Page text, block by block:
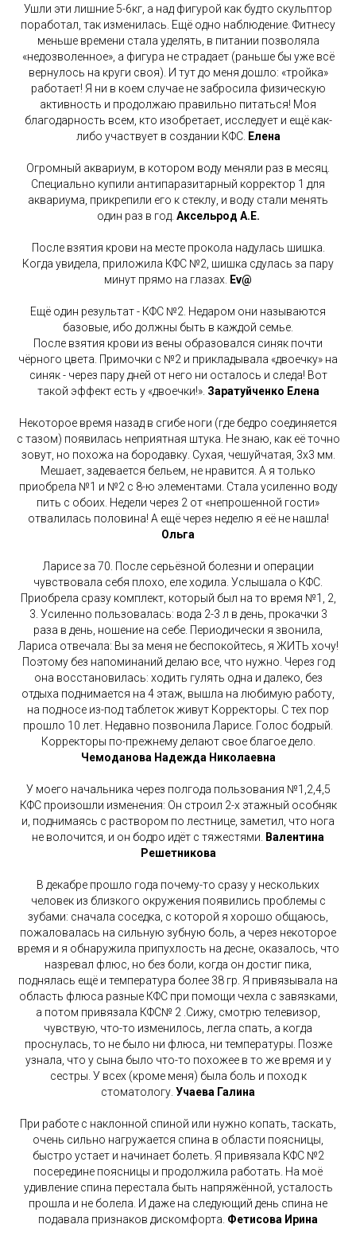
Ушли эти лишние 5-6кг, а над фигурой как будто скульптор
поработал, так изменилась. Ещё одно наблюдение. Фитнесу
меньше времени стала уделять, в питании позволяла
«недозволенное», а фигура не страдает (раньше бы уже всё
вернулось на круги своя). И тут до меня дошло: «тройка»
работает! Я ни в коем случае не забросила физическую
активность и продолжаю правильно питаться! Моя
благодарность всем, кто изобретает, исследует и ещё как-
либо участвует в создании КФС. Елена
Огромный аквариум, в котором воду меняли раз в месяц.
Специально купили антипаразитарный корректор 1 для
аквариума, прикрепили его к стеклу, и воду стали менять
один раз в год. Аксельрод А.Е.
После взятия крови на месте прокола надулась шишка.
Когда увидела, приложила КФС №2, шишка сдулась за пару
минут прямо на глазах. Ev@
Ещё один результат - КФС №2. Недаром они называются
базовые, ибо должны быть в каждой семье.
После взятия крови из вены образовался синяк почти
чёрного цвета. Примочки с №2 и прикладывала «двоечку» на
синяк - через пару дней от него ни осталось и следа! Вот
такой эффект есть у «двоечки!». Заратуйченко Елена
Некоторое время назад в сгибе ноги (где бедро соединяется
с тазом) появилась неприятная штука. Не знаю, как её точно
зовут, но похожа на бородавку. Сухая, чешуйчатая, 3х3 мм.
Мешает, задевается бельем, не нравится. А я только
приобрела №1 и №2 с 8-ю элементами. Стала усиленно воду
пить с обоих. Недели через 2 от «непрошенной гости»
отвалилась половина! А ещё через неделю я её не нашла!
Ольга
Ларисе за 70. После серьёзной болезни и операции
чувствовала себя плохо, еле ходила. Услышала о КФС.
Приобрела сразу комплект, который был на то время №1, 2,
3. Усиленно пользовалась: вода 2-3 л в день, прокачки 3
раза в день, ношение на себе. Периодически я звонила,
Лариса отвечала: Вы за меня не беспокойтесь, я ЖИТЬ хочу!
Поэтому без напоминаний делаю все, что нужно. Через год
она восстановилась: ходить гулять одна и далеко, без
отдыха поднимается на 4 этаж, вышла на любимую работу,
на подносе из-под таблеток живут Корректоры. С тех пор
прошло 10 лет. Недавно позвонила Ларисе. Голос бодрый.
Корректоры по-прежнему делают свое благое дело.
Чемоданова Надежда Николаевна
У моего начальника через полгода пользования №1,2,4,5
КФС произошли изменения: Он строил 2-х этажный особняк
и, поднимаясь с раствором по лестнице, заметил, что нога
не волочится, и он бодро идёт с тяжестями.
Валентина
Решетникова
В декабре прошло года почему-то сразу у нескольких
человек из близкого окружения появились проблемы с
зубами: сначала соседка, с которой я хорошо общаюсь,
пожаловалась на сильную зубную боль, а через некоторое
время и я обнаружила припухлость на десне, оказалось, что
назревал флюс, но без боли, когда он достиг пика,
поднялась ещё и температура более 38 гр. Я привязывала на
область флюса разные КФС при помощи чехла с завязками,
а потом привязала КФС№ 2 .Сижу, смотрю телевизор,
чувствую, что-то изменилось, легла спать, а когда
проснулась, то не было ни флюса, ни температуры. Позже
узнала, что у сына было что-то похожее в то же время и у
сестры. У всех (кроме меня) была боль и поход к
стоматологу. Учаева Галина
При работе с наклонной спиной или нужно копать, таскать,
очень сильно нагружается спина в области поясницы,
быстро устает и начинает болеть. Я привязала КФС №2
посередине поясницы и продолжила работать. На моё
удивление спина перестала быть напряжённой, усталость
прошла и не болела. И даже на следующий день спина не
подавала признаков дискомфорта. Фетисова Ирина